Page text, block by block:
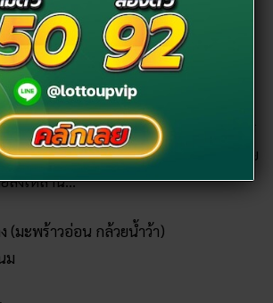
อให้เดินทางแคล้วคลาดปลอดภัยและไม่
ระแม่ธรณีเป็นที่นิยมในการสักการะขอ
กัน
ณี :ควรไปไหว้พระแม่ธรณีก่อนการทำการ
ไปสัมภาษณ์งาน หรือเริ่มก่อสร้างบ้าน โดย
สิ่งเหล่านี้…
(มะพร้าวอ่อน กล้วยน้ำว้า)
ม